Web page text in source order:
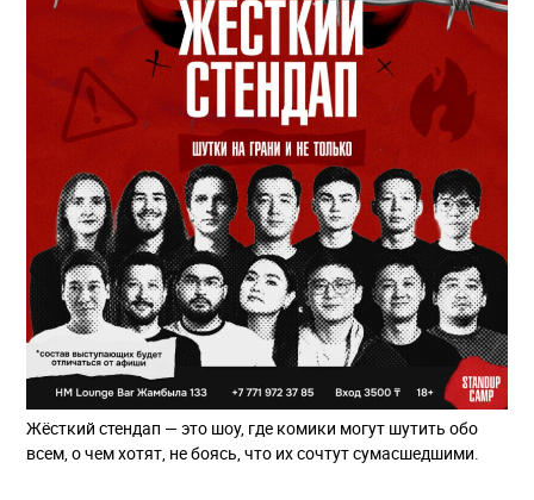
Жёсткий стендап — это шоу, где комики могут шутить обо
всем, о чем хотят, не боясь, что их сочтут сумасшедшими.